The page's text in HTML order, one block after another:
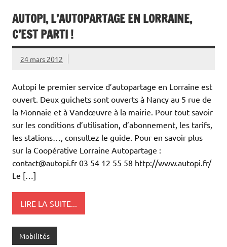
AUTOPI, L’AUTOPARTAGE EN LORRAINE,
C’EST PARTI !
24 mars 2012
Autopi le premier service d’autopartage en Lorraine est
ouvert. Deux guichets sont ouverts à Nancy au 5 rue de
la Monnaie et à Vandœuvre à la mairie. Pour tout savoir
sur les conditions d’utilisation, d’abonnement, les tarifs,
les stations…, consultez le guide. Pour en savoir plus
sur la Coopérative Lorraine Autopartage :
contact@autopi.fr 03 54 12 55 58 http://www.autopi.fr/
Le […]
LIRE LA SUITE...
Mobilités